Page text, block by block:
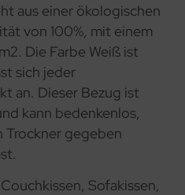
aus einer ökologischen
von 100%, mit einem
Die Farbe Weiß ist
sich jeder
an. Dieser Bezug ist
kann bedenkenlos,
Trockner gegeben
Sofakissen,